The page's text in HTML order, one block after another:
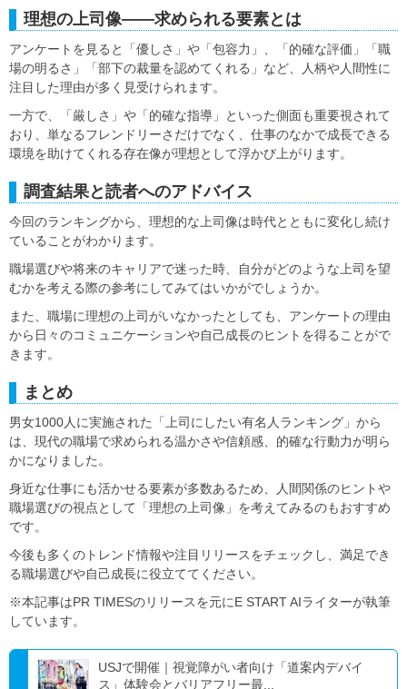
理想の上司像――求められる要素とは
アンケートを見ると「優しさ」や「包容力」、「的確な評価」「職
場の明るさ」「部下の裁量を認めてくれる」など、人柄や人間性に
注目した理由が多く見受けられます。
一方で、「厳しさ」や「的確な指導」といった側面も重要視されて
おり、単なるフレンドリーさだけでなく、仕事のなかで成長できる
環境を助けてくれる存在像が理想として浮かび上がります。
調査結果と読者へのアドバイス
今回のランキングから、理想的な上司像は時代とともに変化し続け
ていることがわかります。
職場選びや将来のキャリアで迷った時、自分がどのような上司を望
むかを考える際の参考にしてみてはいかがでしょうか。
また、職場に理想の上司がいなかったとしても、アンケートの理由
から日々のコミュニケーションや自己成長のヒントを得ることがで
きます。
まとめ
男女1000人に実施された「上司にしたい有名人ランキング」から
は、現代の職場で求められる温かさや信頼感、的確な行動力が明ら
かになりました。
身近な仕事にも活かせる要素が多数あるため、人間関係のヒントや
職場選びの視点として「理想の上司像」を考えてみるのもおすすめ
です。
今後も多くのトレンド情報や注目リリースをチェックし、満足でき
る職場選びや自己成長に役立ててください。
※本記事はPR TIMESのリリースを元にE START AIライターが執筆
しています。
USJで開催｜視覚障がい者向け「道案内デバイ
ス」体験会とバリアフリー最...